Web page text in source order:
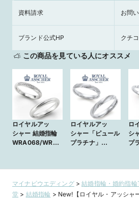
資料請求 お問
ブランド公式HP クチ
この商品を見ている人にオススメ
ロイヤルアッ
シャー 結婚指輪
WRA068/WRB0
ロイヤルアッ
シャー「ピュール
プラチナ」
12【鍛造製法】
ロ
シ
プ
15
マイナビウエディング>結婚指輪・婚約指輪
堂 > 結婚指輪 > New!【ロイヤル・アッシャ